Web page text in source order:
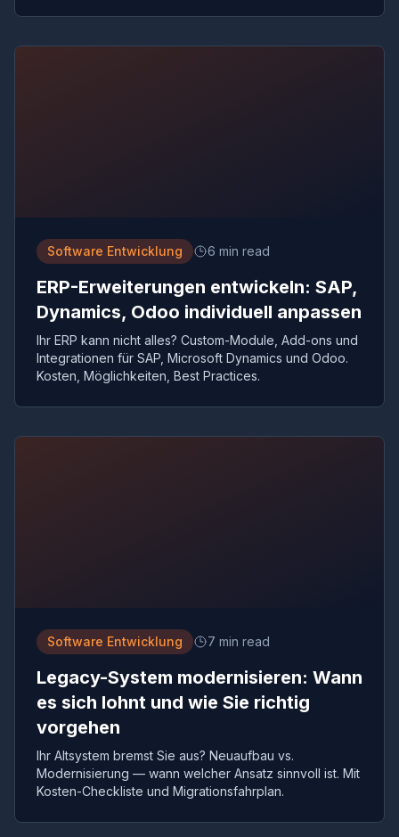
Software Entwicklung 6 min read
ERP-Erweiterungen entwickeln: SAP,
Dynamics, Odoo individuell anpassen
Ihr ERP kann nicht alles? Custom-Module, Add-ons und
Integrationen für SAP, Microsoft Dynamics und Odoo.
Kosten, Möglichkeiten, Best Practices.
Software Entwicklung 7 min read
Legacy-System modernisieren: Wann
es sich lohnt und wie Sie richtig
vorgehen
Ihr Altsystem bremst Sie aus? Neuaufbau vs.
Modernisierung — wann welcher Ansatz sinnvoll ist. Mit
Kosten-Checkliste und Migrationsfahrplan.